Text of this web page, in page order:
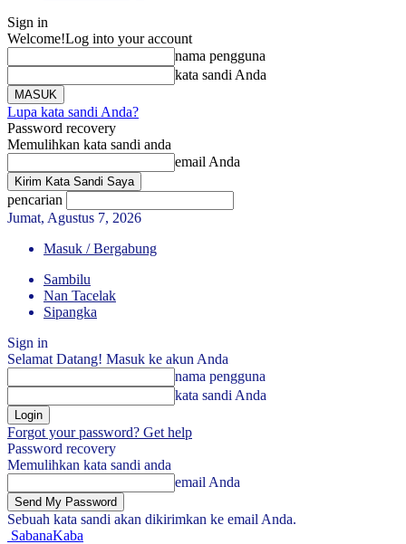
Sign in
Welcome!Log into your account
nama pengguna
kata sandi Anda
Lupa kata sandi Anda?
Password recovery
Memulihkan kata sandi anda
email Anda
pencarian
Jumat, Agustus 7, 2026
Masuk / Bergabung
Sambilu
Nan Tacelak
Sipangka
Sign in
Selamat Datang! Masuk ke akun Anda
nama pengguna
kata sandi Anda
Forgot your password? Get help
Password recovery
Memulihkan kata sandi anda
email Anda
Sebuah kata sandi akan dikirimkan ke email Anda.
SabanaKaba